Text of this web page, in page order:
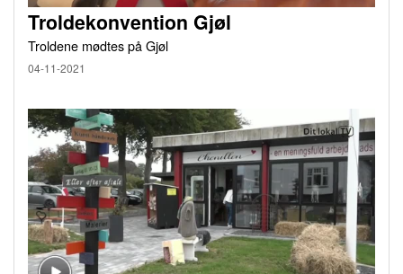
Troldekonvention Gjøl
Troldene mødtes på Gjøl
04-11-2021